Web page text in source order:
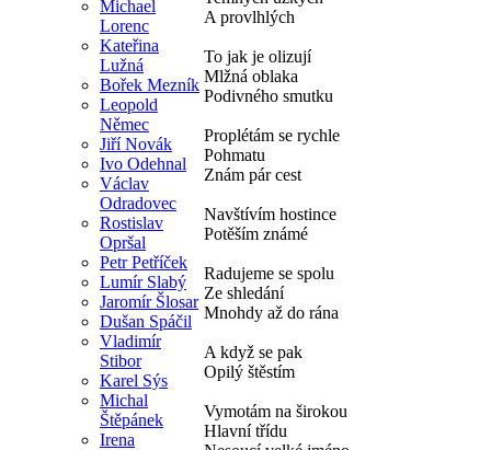
Michael
Lorenc
Kateřina
Lužná
Bořek Mezník
Leopold
Němec
Jiří Novák
Ivo Odehnal
Václav
Odradovec
Rostislav
Opršal
Petr Petříček
Lumír Slabý
Jaromír Šlosar
Dušan Spáčil
Vladimír
Stibor
Karel Sýs
Michal
Štěpánek
Irena
A provlhlých
To jak je olizují
Mlžná oblaka
Podivného smutku
Proplétám se rychle
Pohmatu
Znám pár cest
Navštívím hostince
Potěším známé
Radujeme se spolu
Ze shledání
Mnohdy až do rána
A když se pak
Opilý štěstím
Vymotám na širokou
Hlavní třídu